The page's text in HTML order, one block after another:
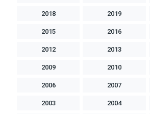
2019
2018
2016
2015
2013
2012
2010
2009
2007
2006
2004
2003